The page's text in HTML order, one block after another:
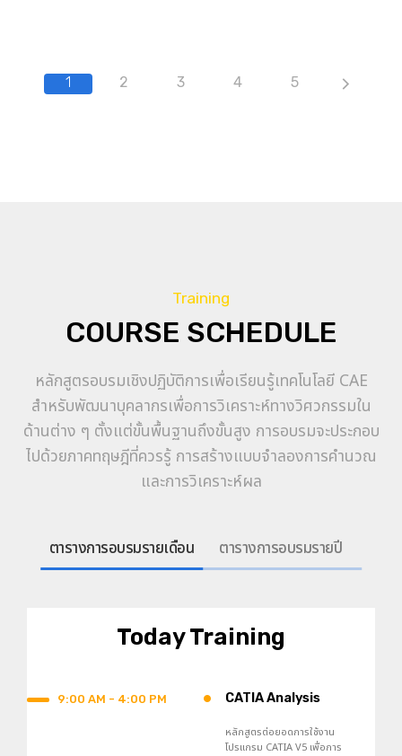
1 2 3 4 5
Training
COURSE SCHEDULE
หลักสูตรอบรมเชิงปฏิบัติการเพื่อเรียนรู้เทคโนโลยี CAE
สำหรับพัฒนาบุคลากรเพื่อการวิเคราะห์ทางวิศวกรรมใน
ด้านต่าง ๆ ตั้งแต่ขั้นพื้นฐานถึงขั้นสูง การอบรมจะประกอบ
ไปด้วยภาคทฤษฎีที่ควรรู้ การสร้างแบบจำลองการคำนวณ
และการวิเคราะห์ผล
ตารางการอบรมรายเดือน ตารางการอบรมรายปี
Today Training
9:00 AM - 4:00 PM • CATIA Analysis
หลักสูตรต่อยอดการใช้งาน
โปรแกรม CATIA V5 เพื่อการ